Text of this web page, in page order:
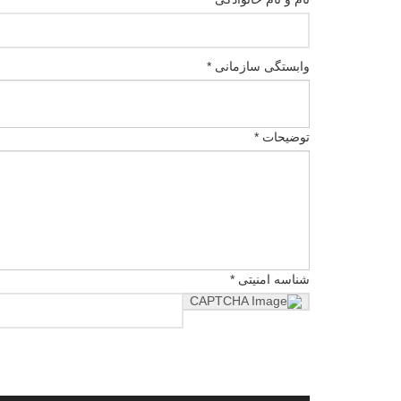
وابستگی سازمانی *
توضیحات *
شناسه امنیتی *